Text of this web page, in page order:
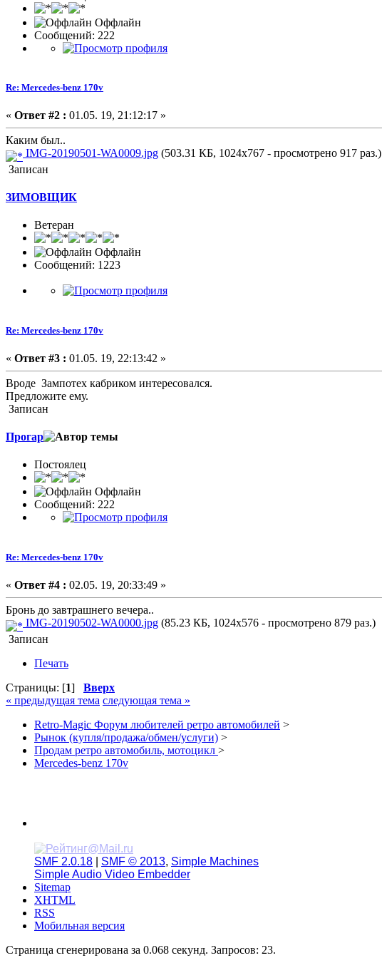
Оффлайн
Сообщений: 222
Re: Mercedes-benz 170v
« Ответ #2 : 01.05. 19, 21:12:17 »
Каким был..
IMG-20190501-WA0009.jpg (503.31 КБ, 1024x767 - просмотрено 917 раз.)
Записан
ЗИМОВЩИК
Ветеран
Оффлайн
Сообщений: 1223
Re: Mercedes-benz 170v
« Ответ #3 : 01.05. 19, 22:13:42 »
Вроде Зампотех кабриком интересовался.
Предложите ему.
Записан
Прогар
Постоялец
Оффлайн
Сообщений: 222
Re: Mercedes-benz 170v
« Ответ #4 : 02.05. 19, 20:33:49 »
Бронь до завтрашнего вечера..
IMG-20190502-WA0000.jpg (85.23 КБ, 1024x576 - просмотрено 879 раз.)
Записан
Печать
Страницы: [1] Вверх
« предыдущая тема следующая тема »
Retro-Magic Форум любителей ретро автомобилей >
Рынок (купля/продажа/обмен/услуги) >
Продам ретро автомобиль, мотоцикл >
Mercedes-benz 170v
SMF 2.0.18 SMF © 2013, Simple Machines
Simple Audio Video Embedder
Sitemap
XHTML
RSS
Мобильная версия
Страница сгенерирована за 0.068 секунд. Запросов: 23.